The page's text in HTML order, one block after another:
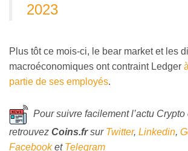
2023
Plus tôt ce mois-ci, le bear market et les
macroéconomiques ont contraint Ledger
partie de ses employés.
Pour suivre facilement l’actu Crypto
retrouvez Coins.frsur Twitter, Linkedin,
Facebooket Telegram